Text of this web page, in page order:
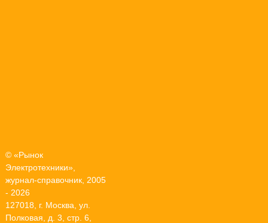
© «Рынок
Электротехники»,
журнал-справочник, 2005
- 2026
127018, г. Москва, ул.
Полковая, д. 3, стр. 6,